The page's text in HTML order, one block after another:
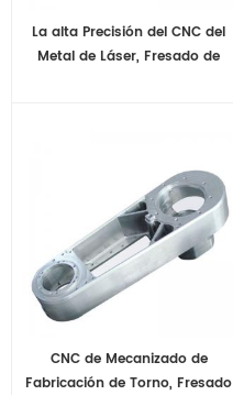
La alta Precisión del CNC del
Metal de Láser, Fresado de
CNC de Mecanizado de
Fabricación de Torno, Fresado